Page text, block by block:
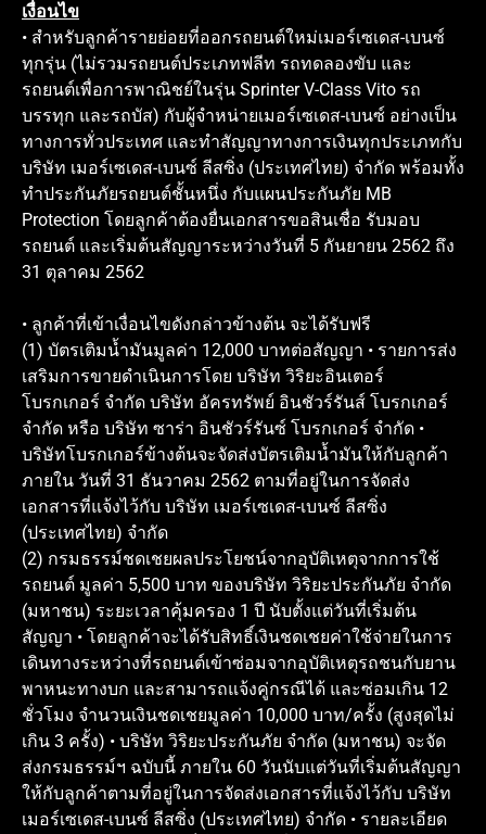
เงื่อนไข
• สำหรับลูกค้ารายย่อยที่ออกรถยนต์ใหม่เมอร์เซเดส-เบนซ์
ทุกรุ่น (ไม่รวมรถยนต์ประเภทฟลีท รถทดลองขับ และ
รถยนต์เพื่อการพาณิชย์ในรุ่น Sprinter V-Class Vito รถ
บรรทุก และรถบัส) กับผู้จำหน่ายเมอร์เซเดส-เบนซ์ อย่างเป็น
ทางการทั่วประเทศ และทำสัญญาทางการเงินทุกประเภทกับ
บริษัท เมอร์เซเดส-เบนซ์ ลีสซิ่ง (ประเทศไทย) จำกัด พร้อมทั้ง
ทำประกันภัยรถยนต์ชั้นหนึ่ง กับแผนประกันภัย MB
Protection โดยลูกค้าต้องยื่นเอกสารขอสินเชื่อ รับมอบ
รถยนต์ และเริ่มต้นสัญญาระหว่างวันที่ 5 กันยายน 2562 ถึง
31 ตุลาคม 2562
• ลูกค้าที่เข้าเงื่อนไขดังกล่าวข้างต้น จะได้รับฟรี
(1) บัตรเติมน้ำมันมูลค่า 12,000 บาทต่อสัญญา • รายการส่ง
เสริมการขายดำเนินการโดย บริษัท วิริยะอินเตอร์
โบรกเกอร์ จำกัด บริษัท อัครทรัพย์ อินชัวร์รันส์ โบรกเกอร์
จำกัด หรือ บริษัท ซาร่า อินชัวร์รันซ์ โบรกเกอร์ จำกัด •
บริษัทโบรกเกอร์ข้างต้นจะจัดส่งบัตรเติมน้ำมันให้กับลูกค้า
ภายใน วันที่ 31 ธันวาคม 2562 ตามที่อยู่ในการจัดส่ง
เอกสารที่แจ้งไว้กับ บริษัท เมอร์เซเดส-เบนซ์ ลีสซิ่ง
(ประเทศไทย) จำกัด
(2) กรมธรรม์ชดเชยผลประโยชน์จากอุบัติเหตุจากการใช้
รถยนต์ มูลค่า 5,500 บาท ของบริษัท วิริยะประกันภัย จำกัด
(มหาชน) ระยะเวลาคุ้มครอง 1 ปี นับตั้งแต่วันที่เริ่มต้น
สัญญา • โดยลูกค้าจะได้รับสิทธิ์เงินชดเชยค่าใช้จ่ายในการ
เดินทางระหว่างที่รถยนต์เข้าซ่อมจากอุบัติเหตุรถชนกับยาน
พาหนะทางบก และสามารถแจ้งคู่กรณีได้ และซ่อมเกิน 12
ชั่วโมง จำนวนเงินชดเชยมูลค่า 10,000 บาท/ครั้ง (สูงสุดไม่
เกิน 3 ครั้ง) • บริษัท วิริยะประกันภัย จำกัด (มหาชน) จะจัด
ส่งกรมธรรม์ฯ ฉบับนี้ ภายใน 60 วันนับแต่วันที่เริ่มต้นสัญญา
ให้กับลูกค้าตามที่อยู่ในการจัดส่งเอกสารที่แจ้งไว้กับ บริษัท
เมอร์เซเดส-เบนซ์ ลีสซิ่ง (ประเทศไทย) จำกัด • รายละเอียด